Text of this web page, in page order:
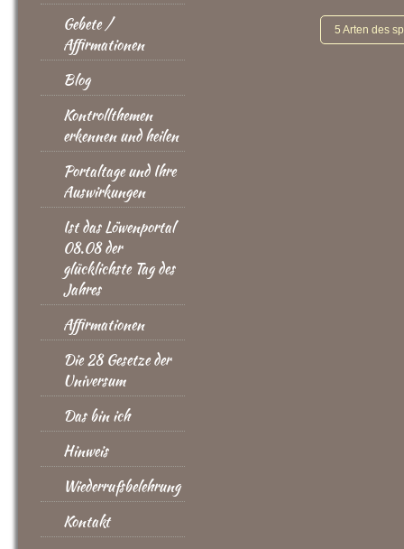
Gebete /
Affirmationen
Blog
Kontrollthemen
erkennen und heilen
Portaltage und Ihre
Auswirkungen
Ist das Löwenportal
08.08 der
glücklichste Tag des
Jahres
Affirmationen
Die 28 Gesetze der
Universum
Das bin ich
Hinweis
Wiederrufsbelehrung
Kontakt
5 Arten des